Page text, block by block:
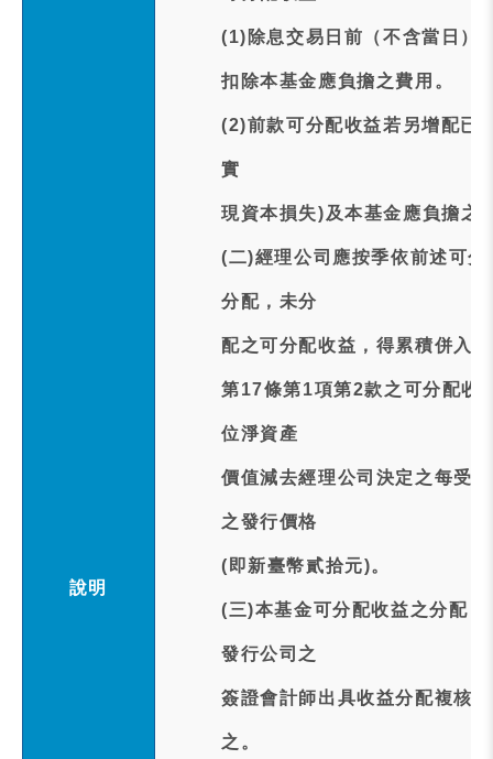
說明
(1)除息交易日前（不含當日）
扣除本基金應負擔之費用。
(2)前款可分配收益若另增配已
實
現資本損失)及本基金應負擔之
(二)經理公司應按季依前述可
分配，未分
配之可分配收益，得累積併入
第17條第1項第2款之可分配收
位淨資產
價值減去經理公司決定之每受
之發行價格
(即新臺幣貳拾元)。
(三)本基金可分配收益之分配
發行公司之
簽證會計師出具收益分配複核
之。